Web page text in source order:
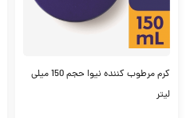
کرم مرطوب کننده نیوا حجم 150 میلی
لیتر